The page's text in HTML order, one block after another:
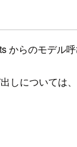
からのモデル呼
しについては